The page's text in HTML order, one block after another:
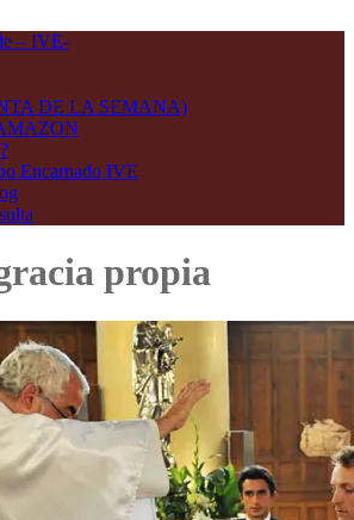
DE LA SEMANA)
Encarnado IVE
propia